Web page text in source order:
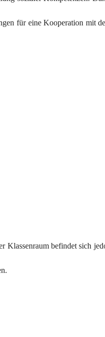
für eine Kooperation mit
Klassenraum befindet sich